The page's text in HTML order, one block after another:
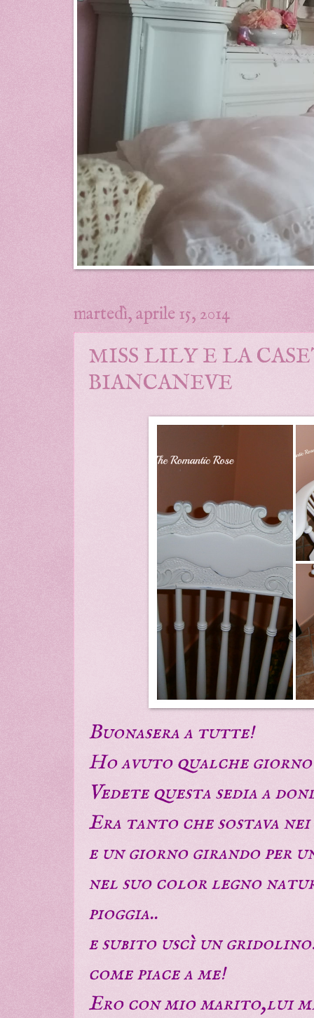
martedì, aprile 15, 2014
MISS LILY E LA
BIANCANEVE
Buonasera a tutte!
Ho avuto qualche giorno
Vedete questa sedia a
Era tanto che sostava nei
e un giorno girando per
nel suo color legno
pioggia..
e subito uscì un
come piace a me!
Ero con mio marito,lui